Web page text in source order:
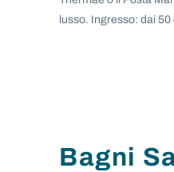
lusso. Ingresso: dai 50
Bagni